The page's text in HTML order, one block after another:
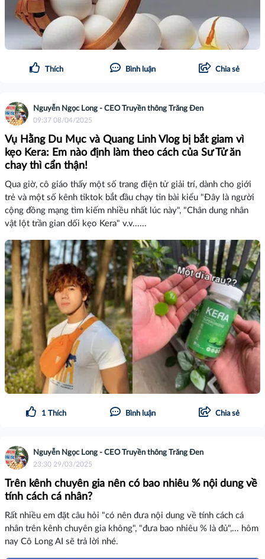
Thích Bình luận Chia sẻ
Nguyễn Ngọc Long - CEO Truyền thông Trăng Đen
09:37 08/04/2025
Vụ Hằng Du Mục và Quang Linh Vlog bị bắt giam vì
kẹo Kera: Em nào định làm theo cách của Sư Tử ăn
chay thì cẩn thận!
Qua giờ, cô giáo thấy một số trang điện tử giải trí, dành cho giới
trẻ và một số kênh tiktok bắt đầu chạy tin bài kiểu "Đây là người
cộng đồng mạng tìm kiếm nhiều nhất lúc này", "Chân dung nhân
vật lột trần gian dối kẹo Kera" v.v......
1 Thích Bình luận Chia sẻ
Nguyễn Ngọc Long - CEO Truyền thông Trăng Đen
23:30 29/03/2025
Trên kênh chuyên gia nên có bao nhiêu % nội dung về
tính cách cá nhân?
Rất nhiều em đặt câu hỏi "có nên đưa nội dung về tính cách cá
nhân trên kênh chuyên gia không", "đưa bao nhiêu % là đủ",... hôm
nay Cô Long AI sẽ trả lời nhé.